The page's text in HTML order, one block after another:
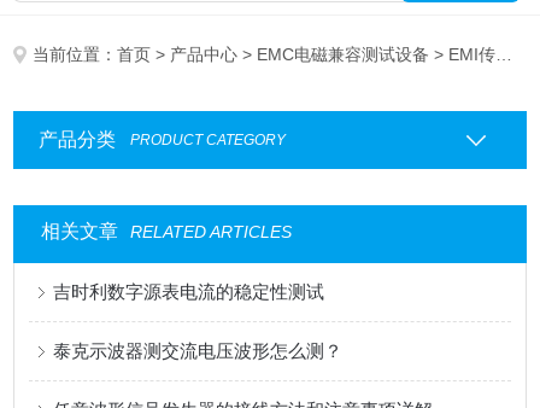
当前位置：首页 > 产品中心 > EMC电磁兼容测试设备 > EMI传导骚扰(CE)测试系统
产品分类 PRODUCT CATEGORY
相关文章 RELATED ARTICLES
吉时利数字源表电流的稳定性测试
泰克示波器测交流电压波形怎么测？